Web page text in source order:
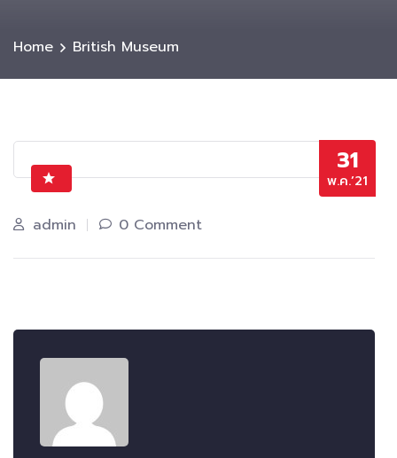
Home British Museum
31
พ.ค.’21
admin 0 Comment